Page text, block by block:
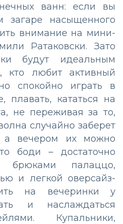
ванн: если вы
загаре насыщенного
внимание на мини-
Ратаковски. Зато
будут идеальным
кто любит активный
спокойно играть в
плавать, кататься на
не переживая за то,
случайно заберет
вечером их можно
боди – достаточно
брюками палаццо,
и легкой оверсайз-
на вечеринки у
и наслаждаться
Купальники,